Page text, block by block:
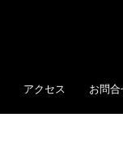
アクセス お問合